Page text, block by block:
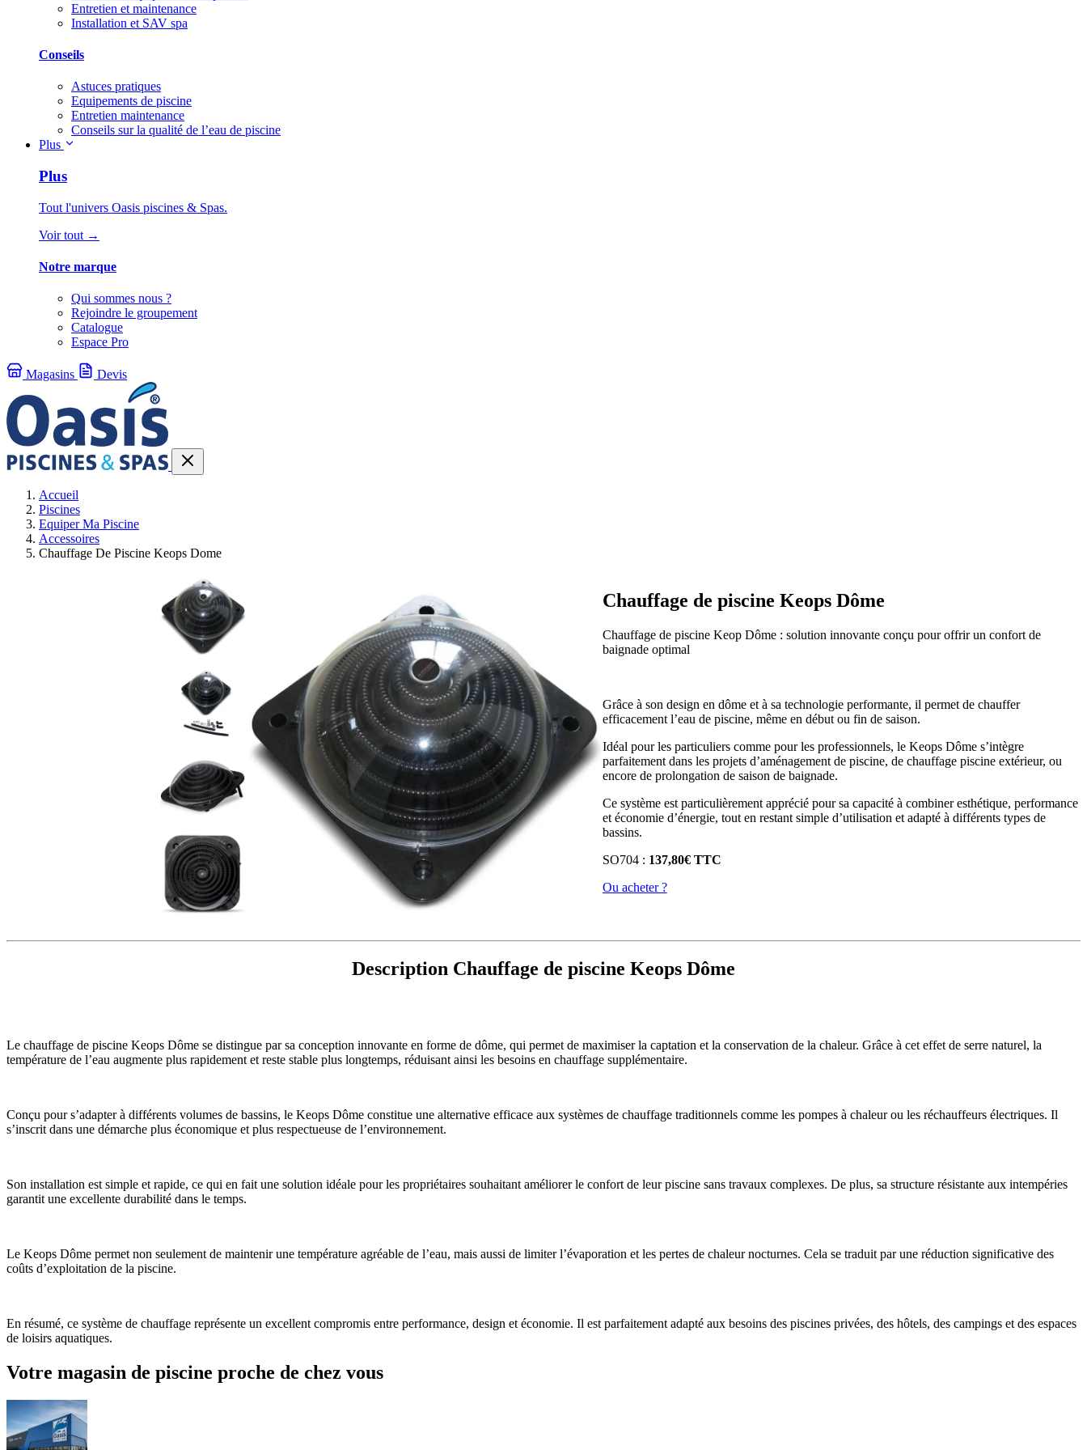
Entretien et maintenance
Installation et SAV spa
Conseils
Astuces pratiques
Equipements de piscine
Entretien maintenance
Conseils sur la qualité de l’eau de piscine
Plus
Plus
Tout l'univers Oasis piscines & Spas.
Voir tout →
Notre marque
Qui sommes nous ?
Rejoindre le groupement
Catalogue
Espace Pro
Magasins Devis
Accueil
Piscines
Equiper Ma Piscine
Accessoires
Chauffage De Piscine Keops Dome
Chauffage de piscine Keops Dôme
Chauffage de piscine Keop Dôme : solution innovante conçu pour offrir un confort de
baignade optimal
Grâce à son design en dôme et à sa technologie performante, il permet de chauffer
efficacement l’eau de piscine, même en début ou fin de saison.
Idéal pour les particuliers comme pour les professionnels, le Keops Dôme s’intègre
parfaitement dans les projets d’aménagement de piscine, de chauffage piscine extérieur, ou
encore de prolongation de saison de baignade.
Ce système est particulièrement apprécié pour sa capacité à combiner esthétique, performance
et économie d’énergie, tout en restant simple d’utilisation et adapté à différents types de
bassins.
SO704 : 137,80€ TTC
Ou acheter ?
Description Chauffage de piscine Keops Dôme
Le chauffage de piscine Keops Dôme se distingue par sa conception innovante en forme de dôme, qui permet de maximiser la captation et la conservation de la chaleur. Grâce à cet effet de serre naturel, la
température de l’eau augmente plus rapidement et reste stable plus longtemps, réduisant ainsi les besoins en chauffage supplémentaire.
Conçu pour s’adapter à différents volumes de bassins, le Keops Dôme constitue une alternative efficace aux systèmes de chauffage traditionnels comme les pompes à chaleur ou les réchauffeurs électriques. Il
s’inscrit dans une démarche plus économique et plus respectueuse de l’environnement.
Son installation est simple et rapide, ce qui en fait une solution idéale pour les propriétaires souhaitant améliorer le confort de leur piscine sans travaux complexes. De plus, sa structure résistante aux intempéries
garantit une excellente durabilité dans le temps.
Le Keops Dôme permet non seulement de maintenir une température agréable de l’eau, mais aussi de limiter l’évaporation et les pertes de chaleur nocturnes. Cela se traduit par une réduction significative des
coûts d’exploitation de la piscine.
En résumé, ce système de chauffage représente un excellent compromis entre performance, design et économie. Il est parfaitement adapté aux besoins des piscines privées, des hôtels, des campings et des espaces
de loisirs aquatiques.
Votre magasin de piscine proche de chez vous